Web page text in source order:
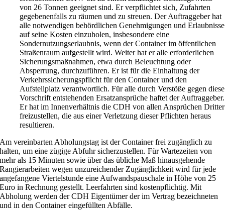
von 26 Tonnen geeignet sind. Er verpflichtet sich, Zufahrten
gegebenenfalls zu räumen und zu streuen. Der Auftraggeber hat
alle notwendigen behördlichen Genehmigungen und Erlaubnisse
auf seine Kosten einzuholen, insbesondere eine
Sondernutzungserlaubnis, wenn der Container im öffentlichen
Straßenraum aufgestellt wird. Weiter hat er alle erforderlichen
Sicherungsmaßnahmen, etwa durch Beleuchtung oder
Absperrung, durchzuführen. Er ist für die Einhaltung der
Verkehrssicherungspflicht für den Container und den
Aufstellplatz verantwortlich. Für alle durch Verstöße gegen diese
Vorschrift entstehenden Ersatzansprüche haftet der Auftraggeber.
Er hat im Innenverhältnis die CDH von allen Ansprüchen Dritter
freizustellen, die aus einer Verletzung dieser Pflichten heraus
resultieren.
Am vereinbarten Abholungstag ist der Container frei zugänglich zu
halten, um eine zügige Abfuhr sicherzustellen. Für Wartezeiten von
mehr als 15 Minuten sowie über das übliche Maß hinausgehende
Rangierarbeiten wegen unzureichender Zugänglichkeit wird für jede
angefangene Viertelstunde eine Aufwandspauschale in Höhe von 25
Euro in Rechnung gestellt. Leerfahrten sind kostenpflichtig. Mit
Abholung werden der CDH Eigentümer der im Vertrag bezeichneten
und in den Container eingefüllten Abfälle.